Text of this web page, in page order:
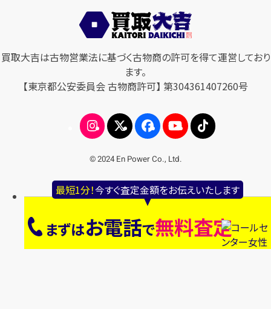
最短1分！今すぐ査定金額をお伝えいたします
まずはお電話で無料査定
買取大吉は古物営業法に基づく古物商の許可を得て運営しており
ます。
【東京都公安委員会 古物商許可】 第304361407260号
© 2024 En Power Co., Ltd.